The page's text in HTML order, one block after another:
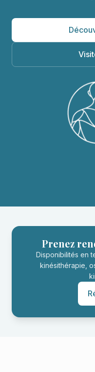
Prenez
Disponibilités en
kinésithérapie,